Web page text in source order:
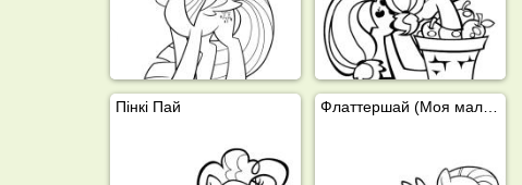
Пінкі Пай Флаттершай (Моя маленька поні)